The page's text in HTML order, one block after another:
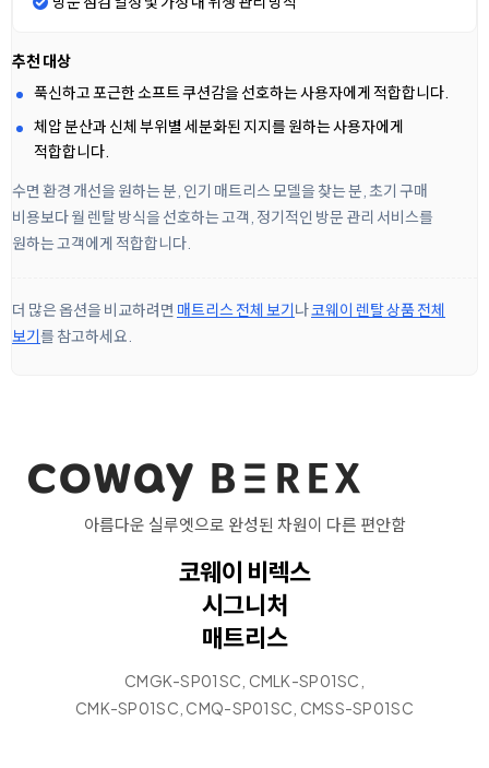
추천 대상
푹신하고 포근한 소프트 쿠션감을 선호하는 사용자에게 적합합니다.
체압 분산과 신체 부위별 세분화된 지지를 원하는 사용자에게
적합합니다.
수면 환경 개선을 원하는 분, 인기 매트리스 모델을 찾는 분, 초기 구매
비용보다 월 렌탈 방식을 선호하는 고객, 정기적인 방문 관리 서비스를
원하는 고객에게 적합합니다.
더 많은 옵션을 비교하려면 매트리스 전체 보기나코웨이 렌탈 상품 전체
보기를 참고하세요.
아름다운 실루엣으로 완성된 차원이 다른 편안함
코웨이 비렉스
시그니처
매트리스
CMGK-SP01SC, CMLK-SP01SC,
CMK-SP01SC, CMQ-SP01SC, CMSS-SP01SC